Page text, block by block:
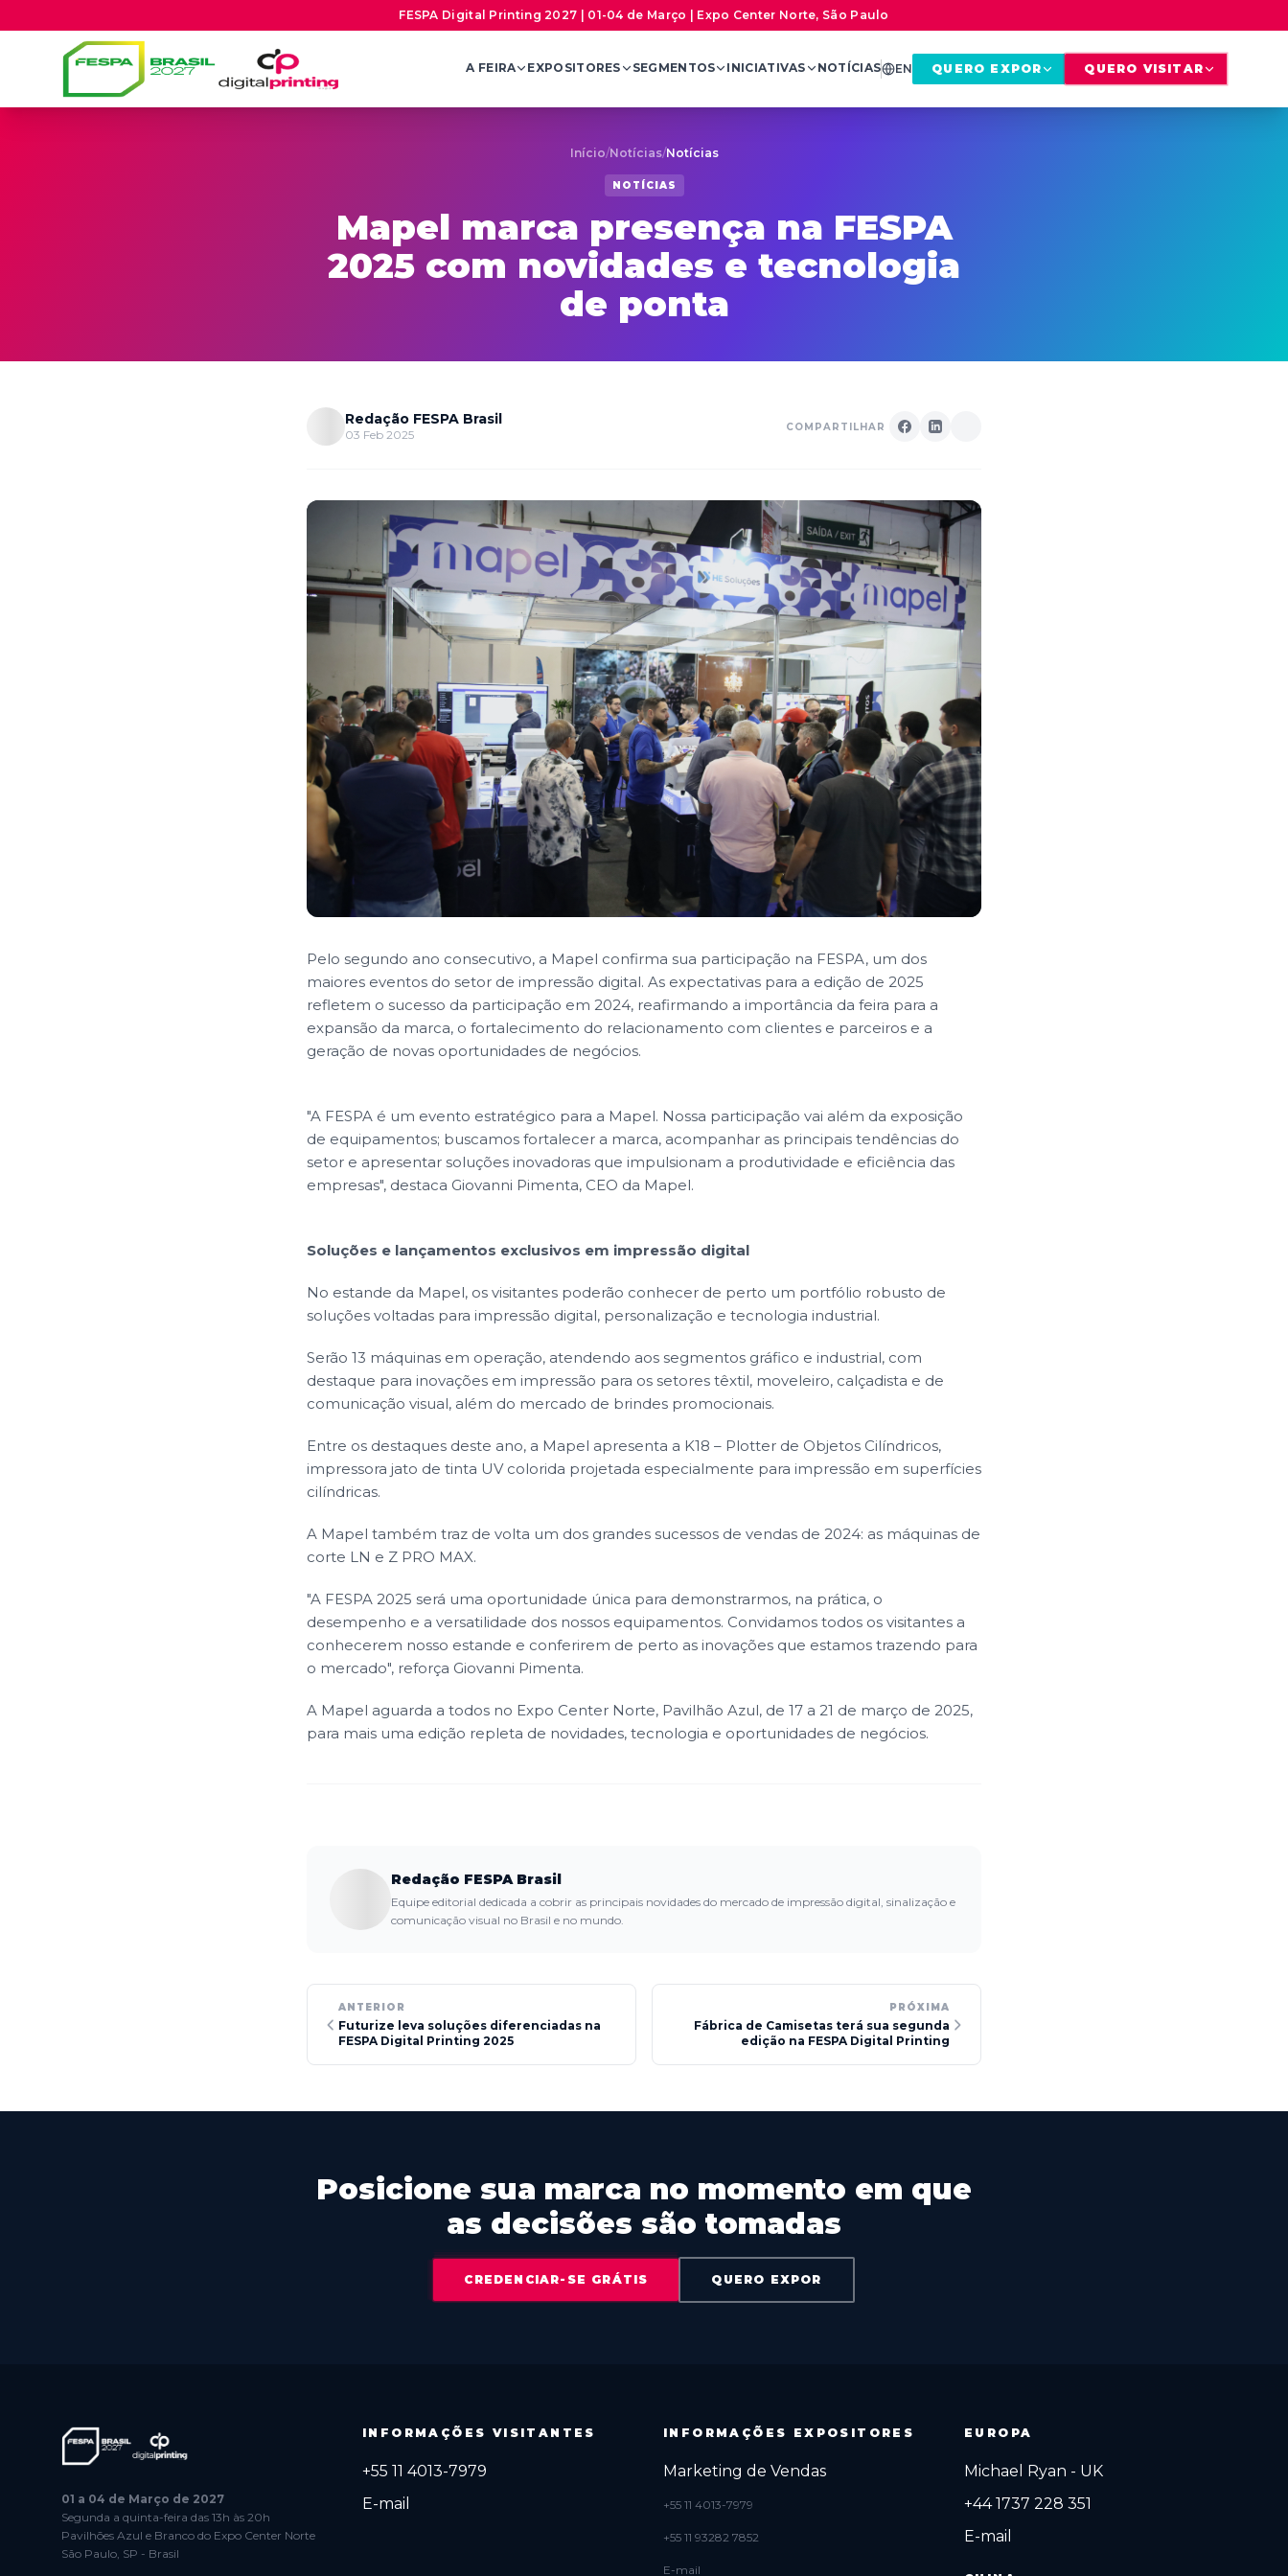
FESPA Digital Printing 2027 | 01-04 de Março | Expo Center Norte, São Paulo
A FEIRA EXPOSITORES SEGMENTOS INICIATIVAS NOTÍCIAS EN QUERO EXPOR QUERO VISITAR
Início/Notícias/Notícias
NOTÍCIAS
Mapel marca presença na FESPA
2025 com novidades e tecnologia
de ponta
Redação FESPA Brasil
03 Feb 2025
COMPARTILHAR
Pelo segundo ano consecutivo, a Mapel confirma sua participação na FESPA, um dos
maiores eventos do setor de impressão digital. As expectativas para a edição de 2025
refletem o sucesso da participação em 2024, reafirmando a importância da feira para a
expansão da marca, o fortalecimento do relacionamento com clientes e parceiros e a
geração de novas oportunidades de negócios.
"A FESPA é um evento estratégico para a Mapel. Nossa participação vai além da exposição
de equipamentos; buscamos fortalecer a marca, acompanhar as principais tendências do
setor e apresentar soluções inovadoras que impulsionam a produtividade e eficiência das
empresas", destaca Giovanni Pimenta, CEO da Mapel.
Soluções e lançamentos exclusivos em impressão digital
No estande da Mapel, os visitantes poderão conhecer de perto um portfólio robusto de
soluções voltadas para impressão digital, personalização e tecnologia industrial.
Serão 13 máquinas em operação, atendendo aos segmentos gráfico e industrial, com
destaque para inovações em impressão para os setores têxtil, moveleiro, calçadista e de
comunicação visual, além do mercado de brindes promocionais.
Entre os destaques deste ano, a Mapel apresenta a K18 – Plotter de Objetos Cilíndricos,
impressora jato de tinta UV colorida projetada especialmente para impressão em superfícies
cilíndricas.
A Mapel também traz de volta um dos grandes sucessos de vendas de 2024: as máquinas de
corte LN e Z PRO MAX.
"A FESPA 2025 será uma oportunidade única para demonstrarmos, na prática, o
desempenho e a versatilidade dos nossos equipamentos. Convidamos todos os visitantes a
conhecerem nosso estande e conferirem de perto as inovações que estamos trazendo para
o mercado", reforça Giovanni Pimenta.
A Mapel aguarda a todos no Expo Center Norte, Pavilhão Azul, de 17 a 21 de março de 2025,
para mais uma edição repleta de novidades, tecnologia e oportunidades de negócios.
Redação FESPA Brasil
Equipe editorial dedicada a cobrir as principais novidades do mercado de impressão digital, sinalização e
comunicação visual no Brasil e no mundo.
ANTERIOR
Futurize leva soluções diferenciadas na
FESPA Digital Printing 2025
PRÓXIMA
Fábrica de Camisetas terá sua segunda
edição na FESPA Digital Printing
Posicione sua marca no momento em que
as decisões são tomadas
CREDENCIAR-SE GRÁTIS QUERO EXPOR
01 a 04 de Março de 2027
Segunda a quinta-feira das 13h às 20h
Pavilhões Azul e Branco do Expo Center Norte
São Paulo, SP - Brasil
INFORMAÇÕES VISITANTES
+55 11 4013-7979
E-mail
INFORMAÇÕES EXPOSITORES
Marketing de Vendas
+55 11 4013-7979
+55 11 93282 7852
E-mail
EUROPA
Michael Ryan - UK
+44 1737 228 351
E-mail